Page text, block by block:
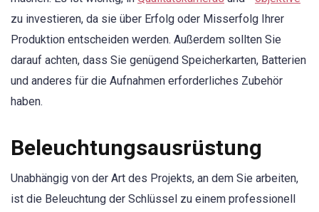
zu investieren, da sie über Erfolg oder Misserfolg Ihrer
Produktion entscheiden werden. Außerdem sollten Sie
darauf achten, dass Sie genügend Speicherkarten, Batterien
und anderes für die Aufnahmen erforderliches Zubehör
haben.
Beleuchtungsausrüstung
Unabhängig von der Art des Projekts, an dem Sie arbeiten,
ist die Beleuchtung der Schlüssel zu einem professionell